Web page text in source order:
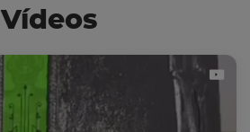
Vídeos